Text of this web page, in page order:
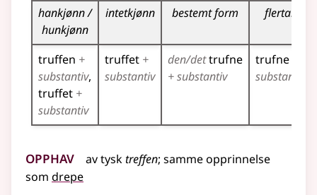
hankjønn /
hunkjønn
intetkjønn bestemt form flertall
truffen +
substantiv
truffet +
substantiv
truffet +
substantiv
den/dettrufne
+ substantiv
trufne
substantiv
Opphav avtysktreffen; samme opprinnelse
som drepe